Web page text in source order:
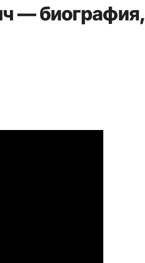
— биография,